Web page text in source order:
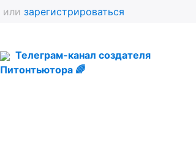
или зарегистрироваться
Телеграм-канал создателя
Питонтьютора 🌈